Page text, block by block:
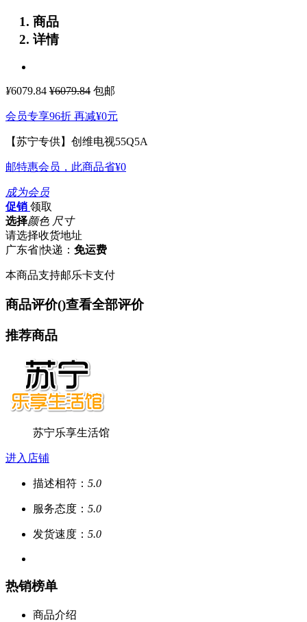
商品
详情
¥6079.84 ¥6079.84 包邮
会员专享96折 再减¥0元
【苏宁专供】创维电视55Q5A
邮特惠会员，此商品省¥0
成为会员
促销 领取
选择颜色 尺寸
请选择收货地址
广东省|快递： 免运费
本商品支持邮乐卡支付
商品评价()查看全部评价
推荐商品
苏宁乐享生活馆
进入店铺
描述相符： 5.0
服务态度： 5.0
发货速度： 5.0
热销榜单
商品介绍